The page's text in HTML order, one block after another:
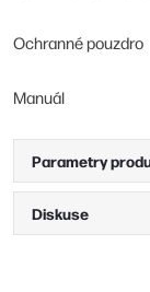
Ochranné pouzdro
Manuál
Parametry
Diskuse